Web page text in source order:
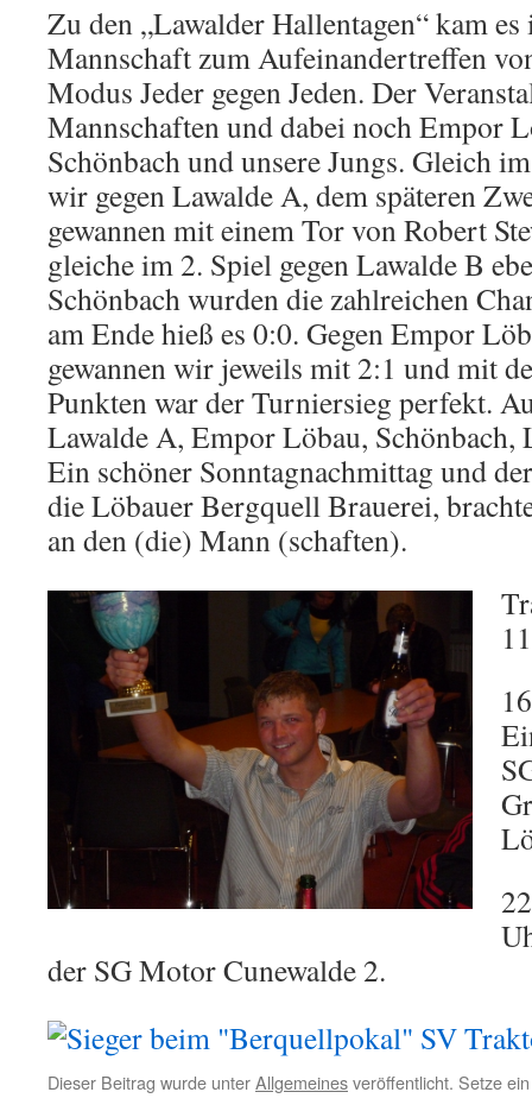
Zu den „Lawalder Hallentagen“ kam
Mannschaft zum Aufeinandertreffen
Modus Jeder gegen Jeden. Der
Mannschaften und dabei noch Empor
Schönbach und unsere Jungs. Gleich
wir gegen Lawalde A, dem späteren
gewannen mit einem Tor von Robert
gleiche im 2. Spiel gegen Lawalde B
Schönbach wurden die zahlreichen
am Ende hieß es 0:0. Gegen Empor
gewannen wir jeweils mit 2:1 und mit
Punkten war der Turniersieg perfekt.
Lawalde A, Empor Löbau, Schönbach,
Ein schöner Sonntagnachmittag und
die Löbauer Bergquell Brauerei,
an den (die) Mann (schaften).
der SG Motor Cunewalde 2.
Dieser Beitrag wurde unterAllgemeinesveröffentlicht. Setze